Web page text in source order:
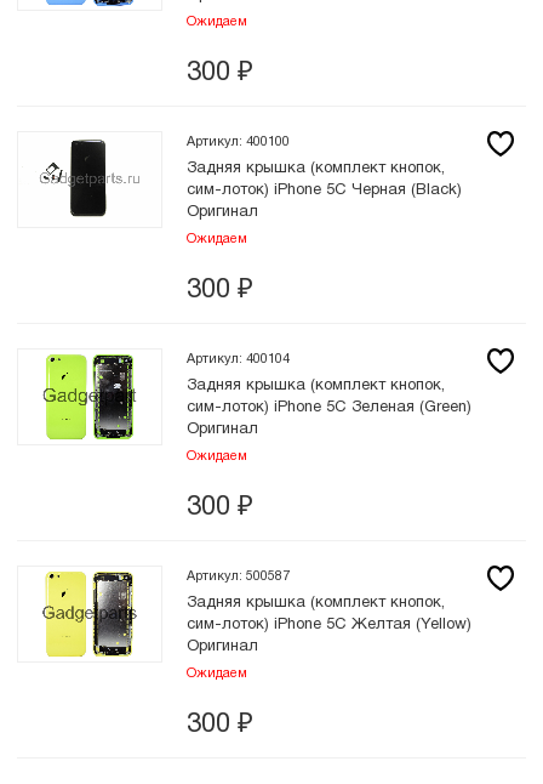
Ожидаем
300 ₽
Артикул: 400100
Задняя крышка (комплект кнопок,
сим-лоток) iPhone 5C Черная (Black)
Оригинал
Ожидаем
300 ₽
Артикул: 400104
Задняя крышка (комплект кнопок,
сим-лоток) iPhone 5C Зеленая (Green)
Оригинал
Ожидаем
300 ₽
Артикул: 500587
Задняя крышка (комплект кнопок,
сим-лоток) iPhone 5C Желтая (Yellow)
Оригинал
Ожидаем
300 ₽